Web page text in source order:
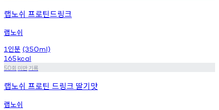
랩노쉬 프로틴드링크
랩노쉬
1 인분 (350ml)
165kcal
50회 미만기록
랩노쉬 프로틴 드링크 딸기맛
랩노쉬